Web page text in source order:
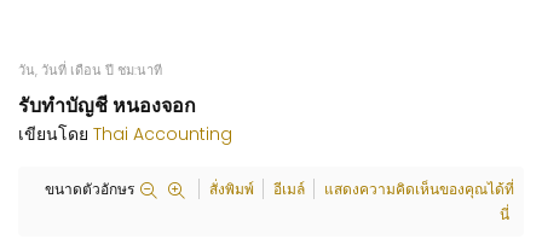
วัน, วันที่ เดือน ปี ชม:นาที
รับทำบัญชี หนองจอก
เขียนโดย Thai Accounting
ขนาดตัวอักษร สั่งพิมพ์ อีเมล์
แสดงความคิดเห็นของคุณได้ที่
นี่